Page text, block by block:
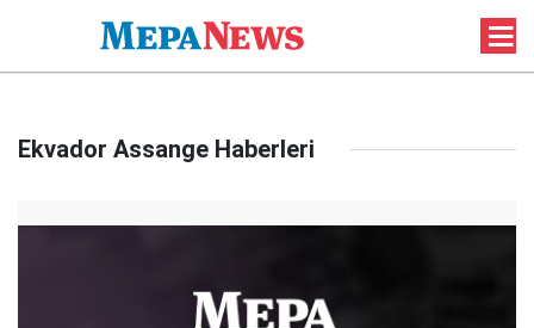
Ekvador Assange Haberleri